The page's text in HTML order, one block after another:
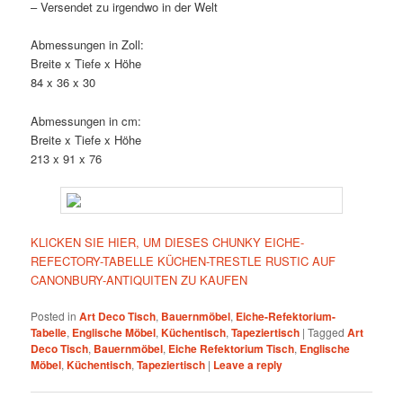
– Versendet zu irgendwo in der Welt
Abmessungen in Zoll:
Breite x Tiefe x Höhe
84 x 36 x 30
Abmessungen in cm:
Breite x Tiefe x Höhe
213 x 91 x 76
KLICKEN SIE HIER, UM DIESES CHUNKY EICHE-
REFECTORY-TABELLE KÜCHEN-TRESTLE RUSTIC AUF
CANONBURY-ANTIQUITEN ZU KAUFEN
Posted in Art Deco Tisch, Bauernmöbel, Eiche-Refektorium-
Tabelle, Englische Möbel,Küchentisch,Tapeziertisch |Tagged Art
Deco Tisch, Bauernmöbel, Eiche Refektorium Tisch, Englische
Möbel,Küchentisch,Tapeziertisch | Leave a reply